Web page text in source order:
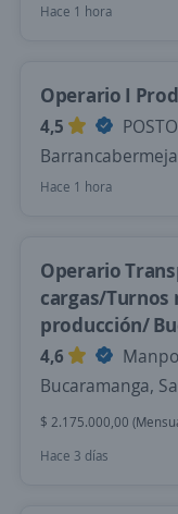
Hace 1 hora
Operario I
4,5
Hace 1 hora
Operario
cargas/
producción/
4,6
Bucaramanga,
$ 2.175.000,00
Hace 3 días